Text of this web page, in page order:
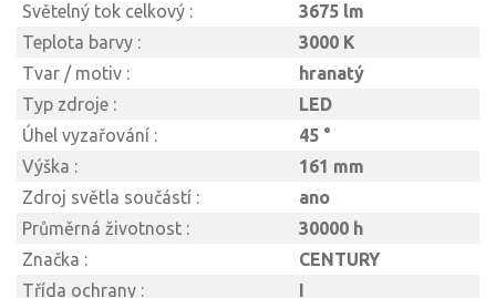
Světelný tok celkový :
3675 lm
Teplota barvy :
3000 K
Tvar / motiv :
hranatý
Typ zdroje :
LED
Úhel vyzařování :
45 °
Výška :
161 mm
Zdroj světla součástí :
ano
Průměrná životnost :
30000 h
Značka :
CENTURY
Třída ochrany :
I